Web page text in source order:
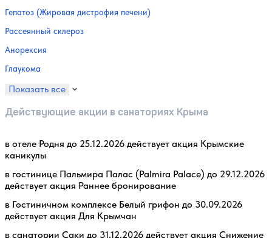
Гепатоз (Жировая дистрофия печени)
Рассеянный склероз
Анорексия
Глаукома
Показать все
Действующие акции в санаториях Крыма
в отеле Родня до 25.12.2026 действует акция Крымские
каникулы
в гостинице Пальмира Палас (Palmira Palace) до 29.12.2026
действует акция Раннее бронирование
в Гостиничном комплексе Белый грифон до 30.09.2026
действует акция Для Крымчан
в санатории Саки до 31.12.2026 действует акция Снижение